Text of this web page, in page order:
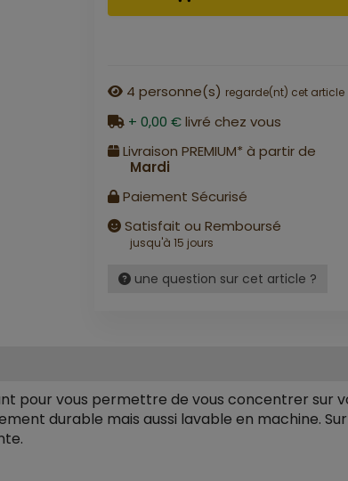
4 personne(s) regarde(nt) cet article
+ 0,00 €livré chez vous
Livraison PREMIUM* à partir de
Mardi
Paiement Sécurisé
Satisfait ou Remboursé
jusqu'à 15 jours
une question sur cet article ?
pour vous permettre de vous concentrer sur
durable mais aussi lavable en machine.